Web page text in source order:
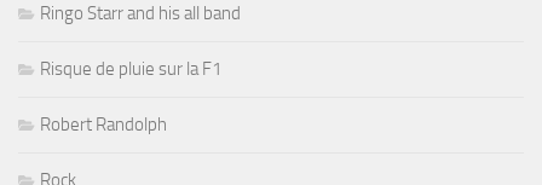
Ringo Starr and his all band
Risque de pluie sur la F1
Robert Randolph
Rock